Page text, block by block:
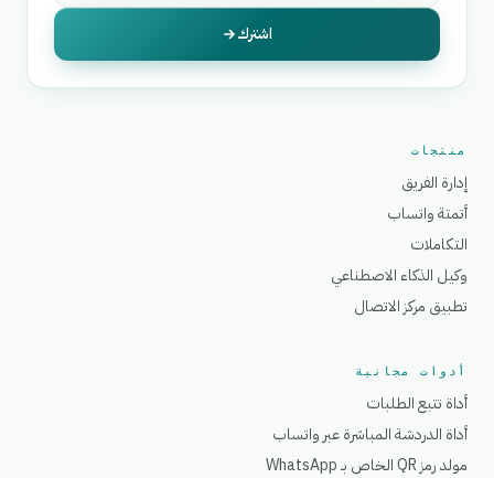
اشترك
منتجات
إدارة الفريق
أتمتة واتساب
التكاملات
وكيل الذكاء الاصطناعي
تطبيق مركز الاتصال
أدوات مجانية
أداة تتبع الطلبات
أداة الدردشة المباشرة عبر واتساب
مولد رمز QR الخاص بـ WhatsApp